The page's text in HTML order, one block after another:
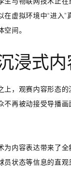
在虚拟环境中“进入
间。
浸式
上，观赛内容形态
不再被动接受导播
为内容表达带来了
员状态等信息的直